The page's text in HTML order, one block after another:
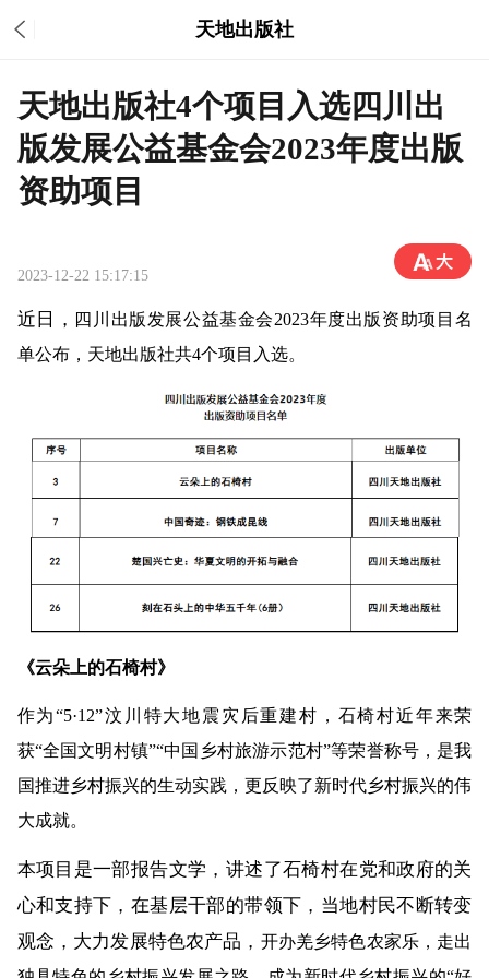
天地出版社
天地出版社4个项目入选四川出
版发展公益基金会2023年度出版
资助项目
2023-12-22 15:17:15
近日， 四川出版发展公益基金会2023年度出版 资助项目 名
单公布，天地出版社共4个项目入选。
《云朵上的石椅村》
作为“5·12”汶川特大地震灾后重建村，石椅村近年来荣
获“全国文明村镇”“中国乡村旅游示范村”等荣誉称号，是我
国推进乡村振兴的生动实践，更反映了新时代乡村振兴的伟
大成就。
本项目是一部报告文学，讲述了石椅村在党和政府的关
心和支持下，在基层干部的带领下，当地村民不断转变
观念，大力发展特色农产品， 开办羌乡特色农家乐，走出